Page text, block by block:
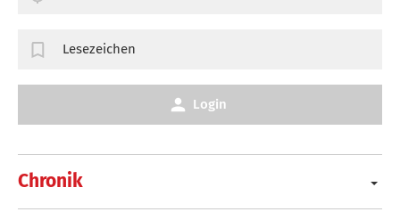
Chronik
Lesezeichen
Login